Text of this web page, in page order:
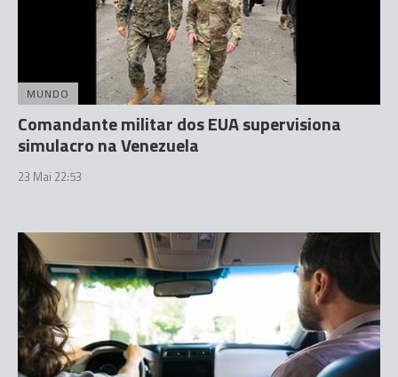
MUNDO
Comandante militar dos EUA supervisiona
simulacro na Venezuela
23 Mai 22:53